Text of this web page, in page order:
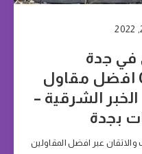
في جدة
جوال:0556099338 افضل مقاول
الخبر الشرقية –
بجدة
عبر افضل المقاولين